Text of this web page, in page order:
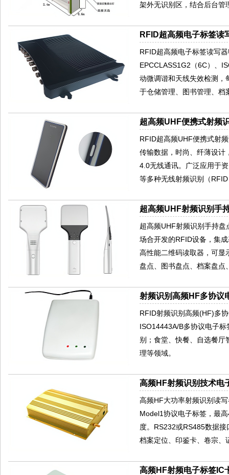
架外无识别区，结合后台管
RFID超高频电子标签读
RFID超高频电子标签读写
EPCCLASS1G2（6C）、
动微调谐和天线失效检测，
于仓储管理、图书管理、档
超高频UHF便携式射频
RFID超高频UHF便携式射
传输数据，时尚、纤薄设计
4.0无线通讯。广泛应用于
等多种无线射频识别（
超高频UHF射频识别手
超高频UHF射频识别手持
场合开发的RFID设备，集
高性能二维码读取器，可显
盘点、图书盘点、档案盘点
射频识别高频HF多协议
RFID射频识别高频(HF)多
ISO14443A/B多协议电子
别；食堂、快餐、自选餐厅
理等领域。
高频HF射频识别技术电
高频HF大功率射频识别读
Model1协议电子标签，最
度。RS232或RS485数据
档案定位、印鉴卡、卷宗、
高频HF射频电子标签IC